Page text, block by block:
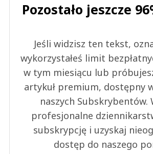
Pozostało jeszcze
Jeśli widzisz ten tekst,
wykorzystałeś limit
w tym miesiącu lub
artykuł premium, dostępny
naszych Subskrybentów.
profesjonalne
subskrypcję i uzyskaj
dostęp do naszego